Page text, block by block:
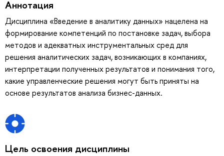
Аннотация
Дисциплина «Введение в аналитику данных» нацелена на
формирование компетенций по постановке задач, выбора
методов и адекватных инструментальных сред для
решения аналитических задач, возникающих в компаниях,
интерпретации полученных результатов и понимания того,
какие управленческие решения могут быть приняты на
основе результатов анализа бизнес-данных.
Цель освоения дисциплины